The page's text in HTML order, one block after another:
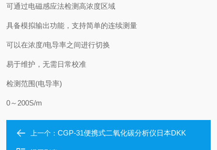
可通过电磁感应法检测高浓度区域
具备模拟输出功能，支持简单的连续测量
可以在浓度/电导率之间进行切换
易于维护，无需日常校准
检测范围(电导率)
0～200S/m
上一个：CGP-31便携式二氧化碳分析仪日本DKK